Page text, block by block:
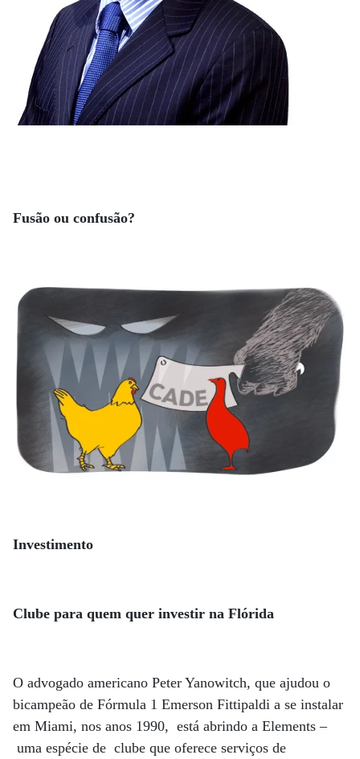
Fusão ou confusão?
Investimento
Clube para quem quer investir na Flórida
O advogado americano Peter Yanowitch, que ajudou o
bicampeão de Fórmula 1 Emerson Fittipaldi a se instalar
em Miami, nos anos 1990, está abrindo a Elements –
uma espécie de clube que oferece serviços de